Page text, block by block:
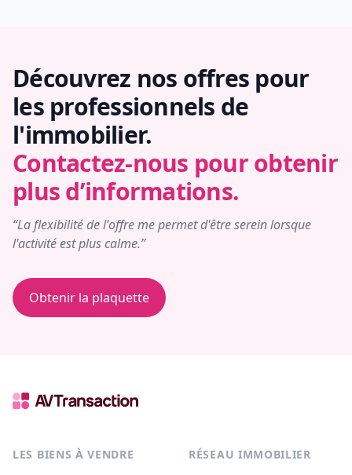
Découvrez nos offres pour
les professionnels de
l'immobilier.
Contactez-nous pour obtenir
plus d’informations.
“La flexibilité de l'offre me permet d'être serein lorsque
l'activité est plus calme.”
Obtenir la plaquette
LES BIENS À VENDRE RÉSEAU IMMOBILIER